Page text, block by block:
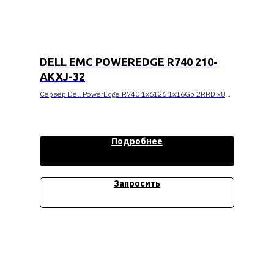
DELL EMC POWEREDGE R740 210-
AKXJ-32
Сервер Dell PowerEdge R740 1x6126 1x16Gb 2RRD x8
Стоимость уточняйтеПодробнее
Запросить